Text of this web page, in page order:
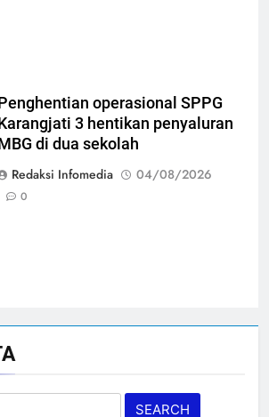
operasional SPPG
3 hentikan penyaluran
di dua sekolah
Redaksi Infomedia
04/08/2026
0